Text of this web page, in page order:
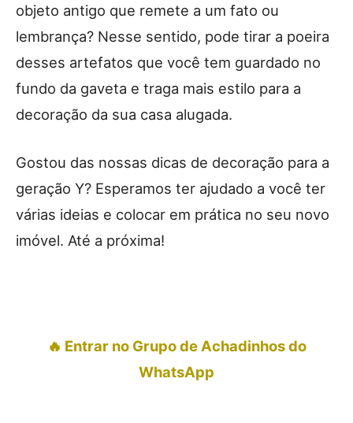
objeto antigo que remete a um fato ou
lembrança? Nesse sentido, pode tirar a poeira
desses artefatos que você tem guardado no
fundo da gaveta e traga mais estilo para a
decoração da sua casa alugada.
Gostou das nossas dicas de decoração para a
geração Y? Esperamos ter ajudado a você ter
várias ideias e colocar em prática no seu novo
imóvel. Até a próxima!
🔥 Entrar no Grupo de Achadinhos do
WhatsApp